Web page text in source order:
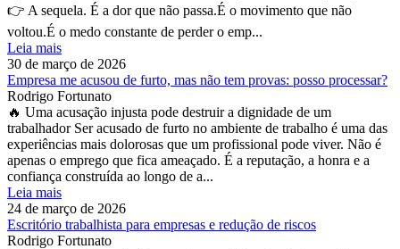
👉 A sequela. É a dor que não passa.É o movimento que não
voltou.É o medo constante de perder o emp...
Leia mais
30 de março de 2026
Empresa me acusou de furto, mas não tem provas: posso processar?
Rodrigo Fortunato
🔥 Uma acusação injusta pode destruir a dignidade de um
trabalhador Ser acusado de furto no ambiente de trabalho é uma das
experiências mais dolorosas que um profissional pode viver. Não é
apenas o emprego que fica ameaçado. É a reputação, a honra e a
confiança construída ao longo de a...
Leia mais
24 de março de 2026
Escritório trabalhista para empresas e redução de riscos
Rodrigo Fortunato